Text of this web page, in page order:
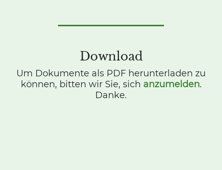
Download
Um Dokumente als PDF herunterladen zu
können, bitten wir Sie, sich anzumelden.
Danke.